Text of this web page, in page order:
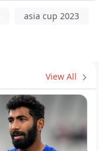
asia cup 2023
View All